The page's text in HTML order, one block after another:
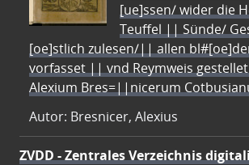
[ue]ssen/ wider die
Teuffel || Sünde/
[oe]stlich zulesen/|| allen
vorfasset || vnd Reymweis
Alexium Bres=||nicerum
Autor: Bresnicer, Alexius
ZVDD - Zentrales Verzeichnis